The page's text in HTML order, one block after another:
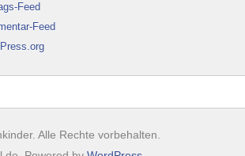
Feed
Feed
Alle Rechte vorbehalten.